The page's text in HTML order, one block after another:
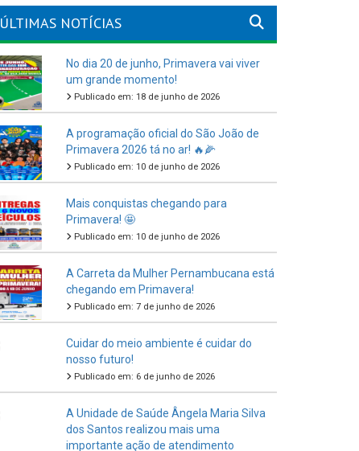
ÚLTIMAS NOTÍCIAS
No dia 20 de junho, Primavera vai viver
um grande momento!
Publicado em: 18 de junho de 2026
A programação oficial do São João de
Primavera 2026 tá no ar! 🔥🌽
Publicado em: 10 de junho de 2026
Mais conquistas chegando para
Primavera! 🤩
Publicado em: 10 de junho de 2026
A Carreta da Mulher Pernambucana está
chegando em Primavera!
Publicado em: 7 de junho de 2026
Cuidar do meio ambiente é cuidar do
nosso futuro!
Publicado em: 6 de junho de 2026
A Unidade de Saúde Ângela Maria Silva
dos Santos realizou mais uma
importante ação de atendimento